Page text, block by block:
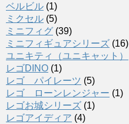
ベルビル (1)
ミクセル (5)
ミニフィグ (39)
ミニフィギュアシリーズ (16)
ユニキティ（ユニキャット）
レゴDINO (1)
レゴ パイレーツ (5)
レゴ ローンレンジャー (1)
レゴお城シリーズ (1)
レゴアイディア (4)